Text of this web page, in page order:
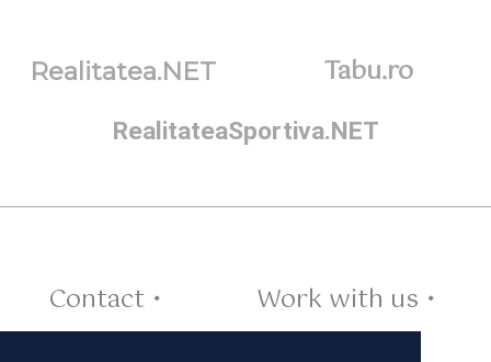
Realitatea.NET Tabu.ro
RealitateaSportiva.NET
Contact •
Work with us •